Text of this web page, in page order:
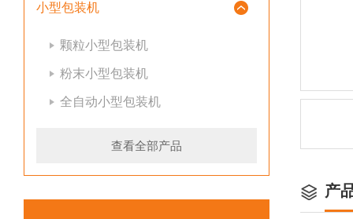
小型包装机
颗粒小型包装机
粉末小型包装机
全自动小型包装机
查看全部产品
产